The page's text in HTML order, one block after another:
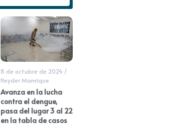
8 de octubre de 2024 /
Heyder Manrique
Avanza en la lucha
contra el dengue,
pasa del lugar 3 al 22
en la tabla de casos